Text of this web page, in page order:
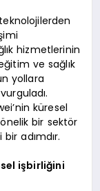
hizmetlerinin
ve sağlık
yollara
küresel
bir sektör
adımdır.
işbirliğini